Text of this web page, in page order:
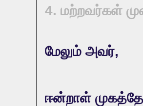
4. மற்றவர்கள்
மேலும் அவர்,
ஈன்றாள்